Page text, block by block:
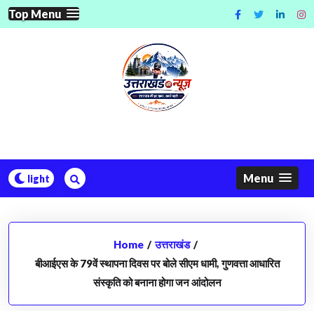
Skip
to
Top Menu
Menu
Home / उत्तराखंड /
बीआईएस के 79वें स्थापना दिवस पर बोले सीएम धामी, गुणवत्ता आधारित
संस्कृति को बनाना होगा जन आंदोलन